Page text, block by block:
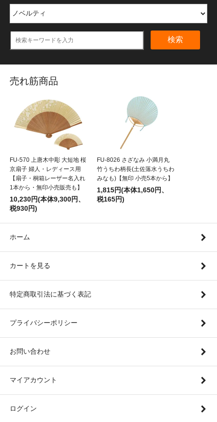
検索
売れ筋商品
FU-570 上唐木中彫 大短地 桜
京扇子 婦人・レディース用
【扇子・桐箱レーザー名入れ
1本から・無印小売販売も】
10,230円(本体9,300円、
税930円)
FU-8026 さざなみ 小満月丸
竹うちわ柄長(土佐落水うちわ
みなも)【無印 小売5本から】
1,815円(本体1,650円、
税165円)
ホーム
カートを見る
特定商取引法に基づく表記
プライバシーポリシー
お問い合わせ
マイアカウント
ログイン